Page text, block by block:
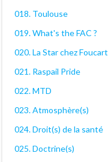
018. Toulouse
019. What's the FAC ?
020. La Star chez Foucart
021. Raspail Pride
022. MTD
023. Atmosphère(s)
024. Droit(s) de la santé
025. Doctrine(s)